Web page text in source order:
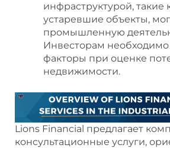
инфраструктурой, такие
устаревшие объекты,
промышленную
Инвесторам необходимо
факторы при оценке
недвижимости.
Lions Financial предлагает
консультационные услуги,